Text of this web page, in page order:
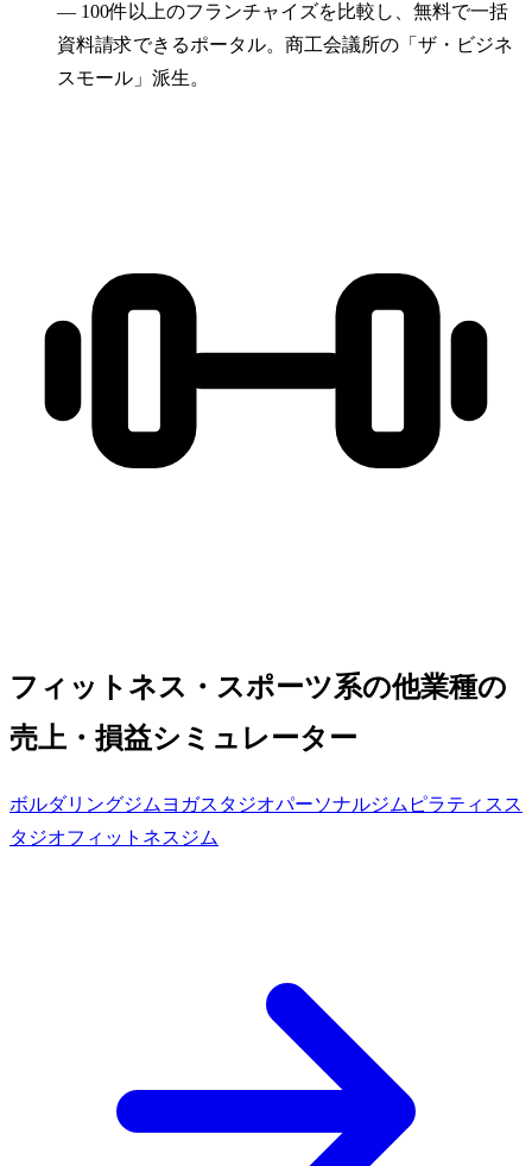
— 100件以上のフランチャイズを比較し、無料で一括
資料請求できるポータル。商工会議所の「ザ・ビジネ
スモール」派生。
フィットネス・スポーツ系の他業種の
売上・損益シミュレーター
ボルダリングジム ヨガスタジオパーソナルジム ピラティスス
タジオフィットネスジム